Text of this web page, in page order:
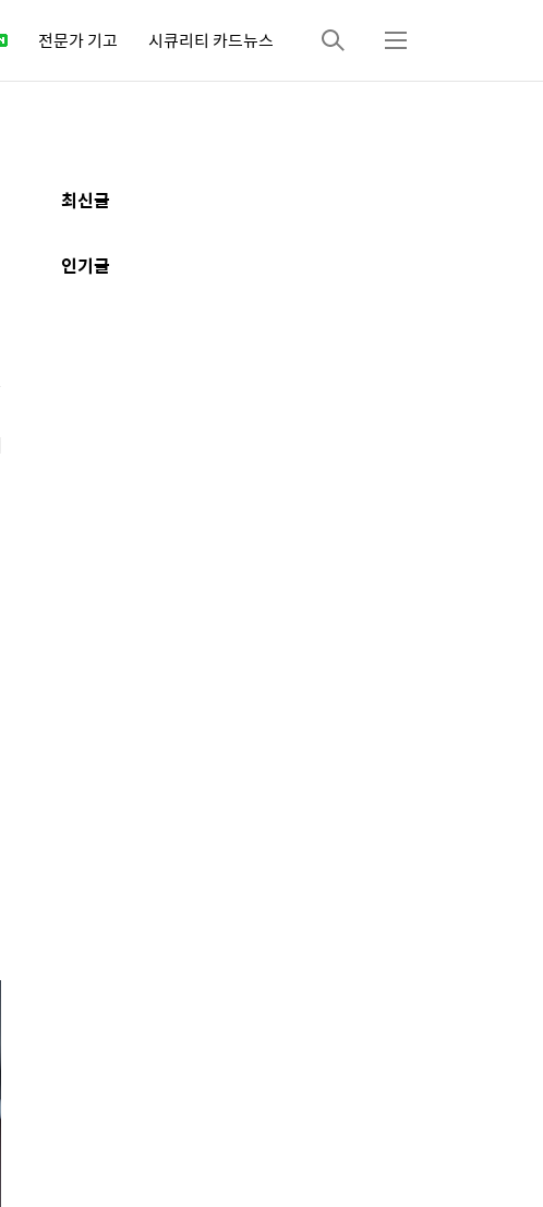
전문가 기고 시큐리티 카드뉴스
검
메
추
정
최신글
인기글